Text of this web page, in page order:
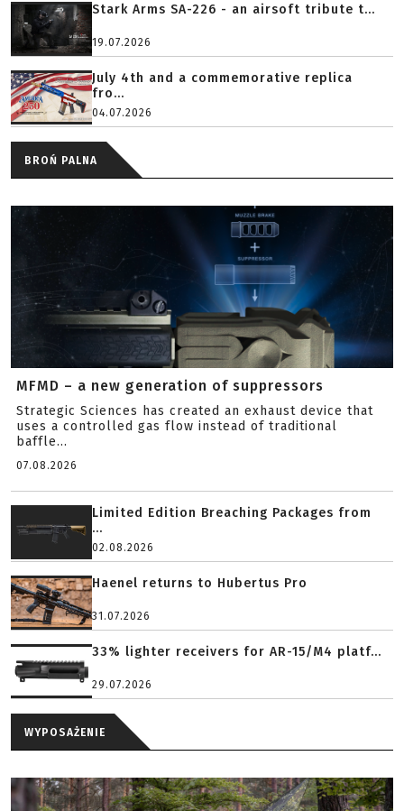
Stark Arms SA-226 - an airsoft tribute t...
19.07.2026
July 4th and a commemorative replica
fro...
04.07.2026
BROŃ PALNA
MFMD – a new generation of suppressors
Strategic Sciences has created an exhaust device that
uses a controlled gas flow instead of traditional
baffle...
07.08.2026
Limited Edition Breaching Packages from
...
02.08.2026
Haenel returns to Hubertus Pro
31.07.2026
33% lighter receivers for AR-15/M4 platf...
29.07.2026
WYPOSAŻENIE